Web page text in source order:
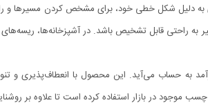
به دلیل شکل خطی خود، برای مشخص کردن مسیرها و
به راحتی قابل تشخیص باشد. در آشپزخانه‌ها،
به حساب می‌آید. این محصول با انعطاف‌پذیری و
در بازار استفاده کرده است تا علاوه بر